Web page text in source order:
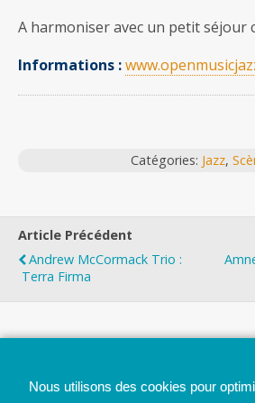
A harmoniser avec un petit séjour
Informations :
Catégories: Jazz,
Article Précédent
Andrew McCormack Trio :
Terra Firma
Nous utilisons des cookies pour